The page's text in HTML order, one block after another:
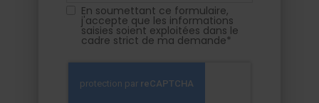
En soumettant ce formulaire,
j'accepte que les informations
saisies soient exploitées dans le
cadre strict de ma demande*